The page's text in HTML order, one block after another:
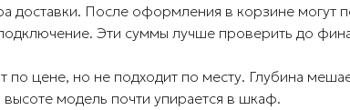
доставки. После оформления в корзине могут
Эти суммы лучше проверить до
по цене, но не подходит по месту. Глубина
модель почти упирается в шкаф.